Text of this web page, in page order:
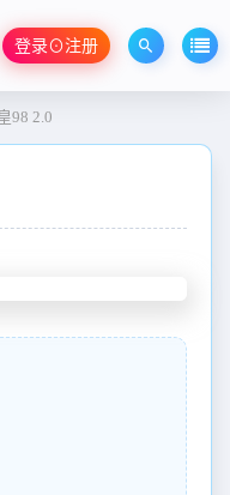
登录⊙注册
98 2.0